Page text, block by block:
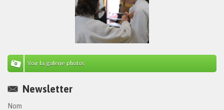
Voir la galerie photos
Newsletter
Nom